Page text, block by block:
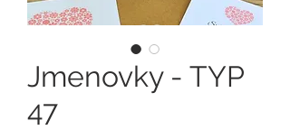
Jmenovky - TYP
47